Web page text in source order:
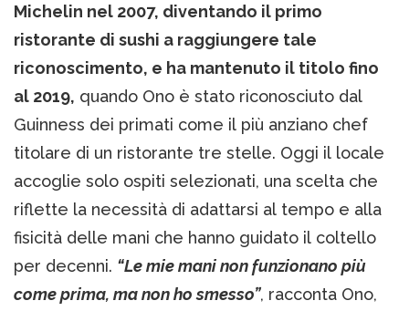
Michelin nel 2007, diventando il primo
ristorante di sushi a raggiungere tale
riconoscimento, e ha mantenuto il titolo fino
al 2019, quando Ono è stato riconosciuto dal
Guinness dei primati come il più anziano chef
titolare di un ristorante tre stelle. Oggi il locale
accoglie solo ospiti selezionati, una scelta che
riflette la necessità di adattarsi al tempo e alla
fisicità delle mani che hanno guidato il coltello
per decenni. “Le mie mani non funzionano più
come prima, ma non ho smesso”, racconta Ono,